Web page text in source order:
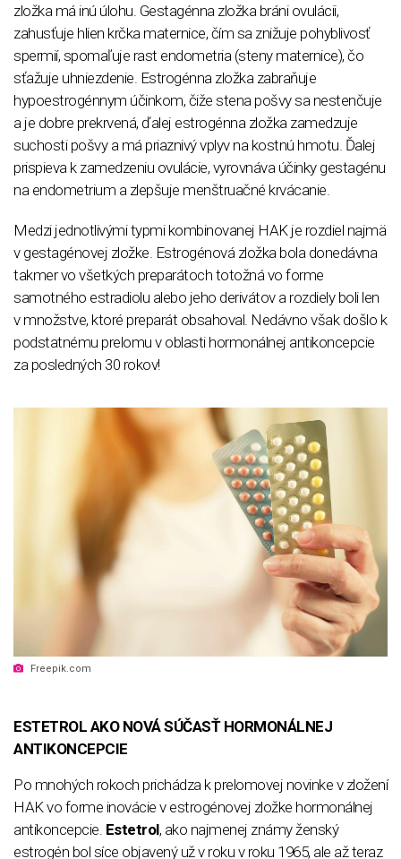
zložka má inú úlohu. Gestagénna zložka bráni ovulácii,
zahusťuje hlien krčka maternice, čím sa znižuje pohyblivosť
spermií, spomaľuje rast endometria (steny maternice), čo
sťažuje uhniezdenie. Estrogénna zložka zabraňuje
hypoestrogénnym účinkom, čiže stena pošvy sa nestenčuje
a je dobre prekrvená, ďalej estrogénna zložka zamedzuje
suchosti pošvy a má priaznivý vplyv na kostnú hmotu. Ďalej
prispieva k zamedzeniu ovulácie, vyrovnáva účinky gestagénu
na endometrium a zlepšuje menštruačné krvácanie.
Medzi jednotlivými typmi kombinovanej HAK je rozdiel najmä
v gestagénovej zložke. Estrogénová zložka bola donedávna
takmer vo všetkých preparátoch totožná vo forme
samotného estradiolu alebo jeho derivátov a rozdiely boli len
v množstve, ktoré preparát obsahoval. Nedávno však došlo k
podstatnému prelomu v oblasti hormonálnej antikoncepcie
za posledných 30 rokov!
Freepik.com
ESTETROL AKO NOVÁ SÚČASŤ HORMONÁLNEJ
ANTIKONCEPCIE
Po mnohých rokoch prichádza k prelomovej novinke v zložení
HAK vo forme inovácie v estrogénovej zložke hormonálnej
antikoncepcie. Estetrol, ako najmenej známy ženský
estrogén bol síce objavený už v roku v roku 1965, ale až teraz